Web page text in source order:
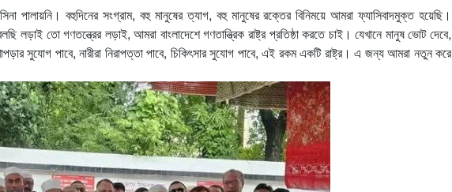
পালায়নি। বহুদিনের সংগ্রাম, বহু মানুষের ত্যাগ, বহু মানুষের রক্তের বিনিময়ে আমরা ফ্যাসিবাদমুক্ত হয়েছি।
লড়াই তো গণতন্ত্রের লড়াই, আমরা বাংলাদেশে গণতান্ত্রিক রাষ্ট্র প্রতিষ্ঠা করতে চাই। যেখানে মানুষ ভোট দেবে,
সুযোগ পাবে, নারীরা নিরাপত্তা পাবে, চিকিৎসার সুযোগ পাবে, এই রকম একটি রাষ্ট্র। এ জন্য আমরা নতুন করে